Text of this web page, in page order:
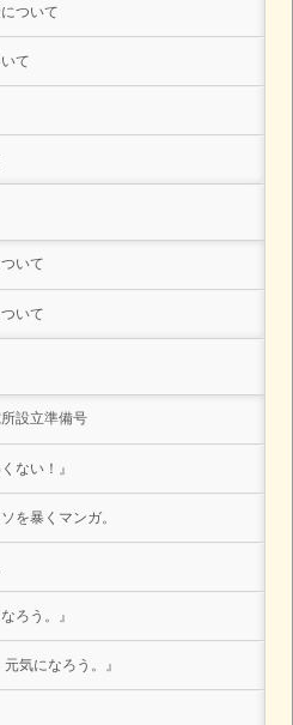
ついて
て
いて
いて
設立準備号
ない！』
を暴くマンガ。
なろう。』
気になろう。』